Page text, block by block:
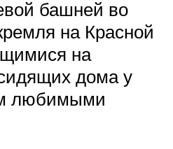
башней во
на Красной
на
дома у
любимыми